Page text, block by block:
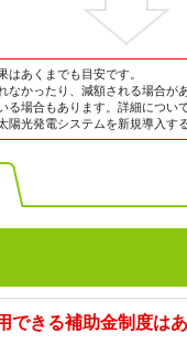
はあくまでも目安です。
なかったり、減額される場合が
る場合もあります。詳細につい
光発電システムを新規導入す
できる補助金制度は